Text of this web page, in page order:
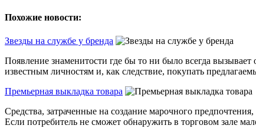
Похожие новости:
Звезды на службе у бренда
Появление знаменитости где бы то ни было всегда
известным личностям и, как следствие, покупать
Премьерная выкладка товара
Средства, затраченные на создание марочного
Если потребитель не сможет обнаружить в торговом зале